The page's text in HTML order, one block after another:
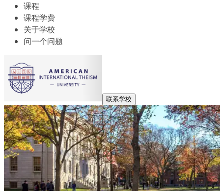
课程
课程学费
关于学校
问一个问题
联系学校